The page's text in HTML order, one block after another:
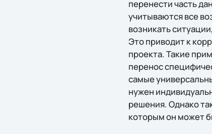
перенести часть
учитываются все
возникать
Это приводит к
проекта. Такие
перенос
самые
нужен
решения. Однако
которым он может